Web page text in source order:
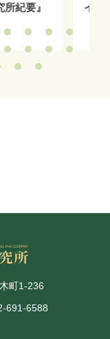
紀要』
イン
町1-236
691-6588